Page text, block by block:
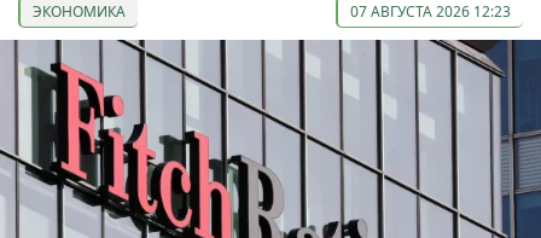
ЭКОНОМИКА 07 АВГУСТА 2026 12:23